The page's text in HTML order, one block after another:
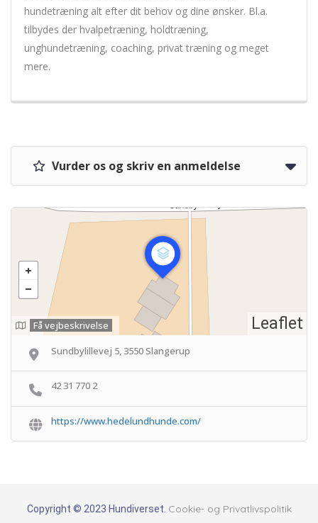
hundetræning alt efter dit behov og dine ønsker. Bl.a.
tilbydes der hvalpetræning, holdtræning,
unghundetræning, coaching, privat træning og meget
mere.
Vurder os og skriv en anmeldelse
Leaflet
Få vejbeskrivelse
Sundbylillevej 5, 3550 Slangerup
42 31 770 2
https://www.hedelundhunde.com/
Copyright © 2023 Hundiverset. Cookie- og Privatlivspolitik